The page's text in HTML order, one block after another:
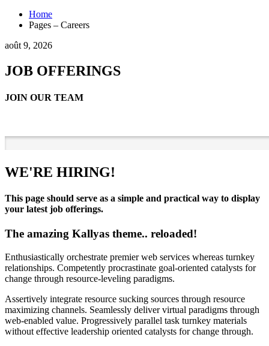
Home
Pages – Careers
août 9, 2026
JOB OFFERINGS
JOIN OUR TEAM
WE'RE HIRING!
This page should serve as a simple and practical way to display
your latest job offerings.
The amazing Kallyas theme.. reloaded!
Enthusiastically orchestrate premier web services whereas turnkey
relationships. Competently procrastinate goal-oriented catalysts for
change through resource-leveling paradigms.
Assertively integrate resource sucking sources through resource
maximizing channels. Seamlessly deliver virtual paradigms through
web-enabled value. Progressively parallel task turnkey materials
without effective leadership oriented catalysts for change through.